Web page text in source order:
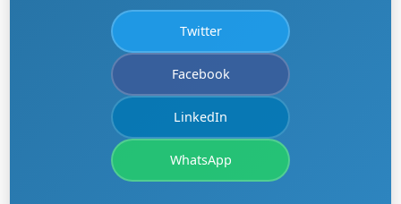
Twitter
Facebook
LinkedIn
WhatsApp